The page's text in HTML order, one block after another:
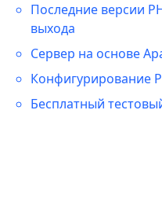
Последние версии
выхода
Сервер на основе
Конфигурирование
Бесплатный